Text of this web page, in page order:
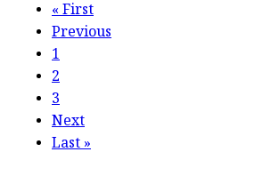
«First
Previous
1
2
3
Next
Last»